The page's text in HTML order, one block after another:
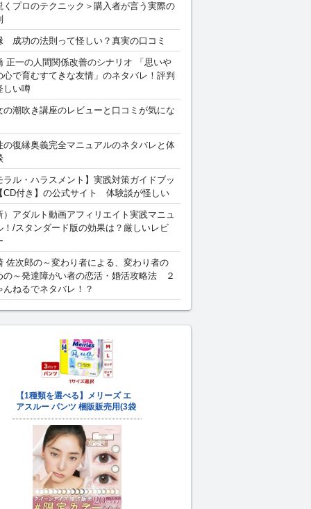
くプロのテクニック＞購入者が言う実際の
成功の法則って怪しい？真実の口コミ
正一の人間関係改善のシナリオ 「思いや
心で育むすてきな友情」のネタバレ！評判
しい噂
の潮吹き講座のレビューと口コミが気にな
の復縁奥義完全マニュアルのネタバレと体
ラル・ハラスメント】実践対策ガイドブッ
CD付き】の公式サイト 体験談が怪しい
）アダルト動画アフィリエイト実践マニュ
！/スタンダード版の効果は？厳しいレビ
佐次郎の～変わり者による、変わり者の
の～発達障がい者の恋活・婚活攻略法 ２
んねるでネタバレ！？